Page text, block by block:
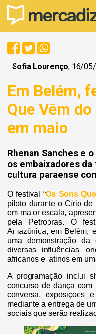
Sofia Lourenço; 16/
Em Belém,
Que Vêm do
em maio
Rhenan Sanches e
os embaixadores
cultura paraense
O festival “Os Sons
piloto durante o Círio de
em maior escala,
pela Petrobras. O
Amazônica, em Belém,
uma demonstração
diversas influências,
africanos e latinos em
A programação inclui
concurso de dança
conversa, exposições
mediante a entrega de
sociais que serão